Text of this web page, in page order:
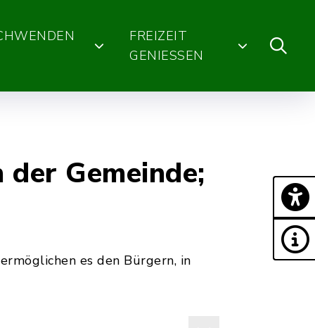
FREIZEIT
GENIESSEN
Gemeinde;
es den Bürgern, in